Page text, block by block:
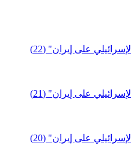
على إيران" (22)
على إيران" (21)
على إيران" (20)